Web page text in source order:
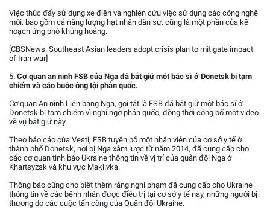
Việc thúc đẩy sử dụng xe điện và nghiên cứu việc sử dụng các công nghệ
mới, bao gồm cả năng lượng hạt nhân dân sự, cũng là một phần của kế
hoạch ứng phó khủng hoảng.
[CBSNews: Southeast Asian leaders adopt crisis plan to mitigate impact
of Iran war]
5. Cơ quan an ninh FSB của Nga đã bắt giữ một bác sĩ ở Donetsk bị tạm
chiếm và cáo buộc ông tội phản quốc.
Cơ quan An ninh Liên bang Nga, gọi tắt là FSB đã bắt giữ một bác sĩ ở
Donetsk bị tạm chiếm vì nghi ngờ phản quốc, đồng thời công bố một video
về vụ bắt giữ này.
Theo báo cáo của Vesti, FSB tuyên bố một nhân viên của cơ sở y tế ở
thành phố Donetsk, nơi bị Nga xâm lược từ năm 2014, đã cung cấp cho
các cơ quan tình báo Ukraine thông tin về vị trí của quân đội Nga ở
Khartsyzsk và khu vực Makiivka.
Thông báo cũng cho biết thêm rằng nghi phạm đã cung cấp cho Ukraine
thông tin về các bệnh nhân được điều trị tại cơ sở y tế này, những người bị
thương do các cuộc tấn công của Quân đội Ukraine.